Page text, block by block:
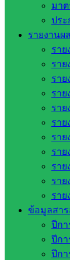
มา
ปร
รายงานผล
ราย
รา
ราย
รา
ราย
รา
รา
รา
รา
รา
รา
ข้อมูลสาร
ปีกา
ปีกา
ปีกา
งานประ
หน่วยงาน
กระทรว
กระทรว
สำนักงาน
สำนักงา
สำนักงา
ฐาน